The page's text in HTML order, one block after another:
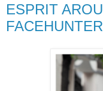
ESPRIT
FACEHUNTER